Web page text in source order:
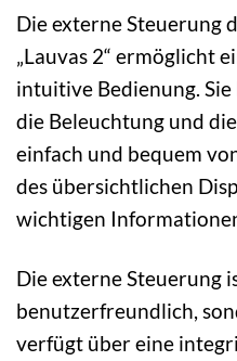
Die externe Steuerung
„Lauvas 2“ ermöglicht
intuitive Bedienung.
die Beleuchtung und
einfach und bequem
des übersichtlichen
wichtigen
Die externe Steuerung
benutzerfreundlich,
verfügt über eine